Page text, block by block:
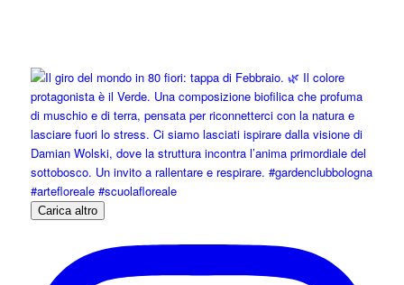
Carica altro